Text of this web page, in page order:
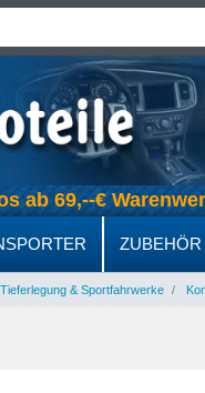
ab 69,--€
Tieferlegung & Sportfahrwerke